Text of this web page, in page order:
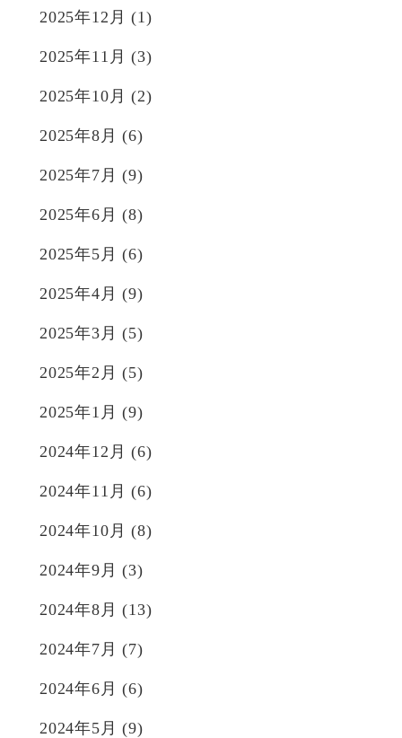
2025年12月 (1)
2025年11月 (3)
2025年10月 (2)
2025年8月 (6)
2025年7月 (9)
2025年6月 (8)
2025年5月 (6)
2025年4月 (9)
2025年3月 (5)
2025年2月 (5)
2025年1月 (9)
2024年12月 (6)
2024年11月 (6)
2024年10月 (8)
2024年9月 (3)
2024年8月 (13)
2024年7月 (7)
2024年6月 (6)
2024年5月 (9)